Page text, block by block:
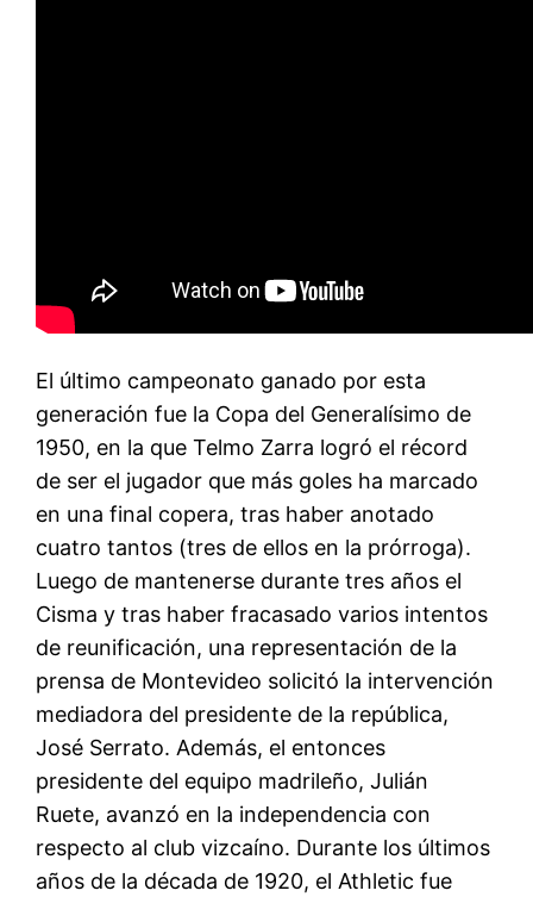
El último campeonato ganado por esta
generación fue la Copa del Generalísimo de
1950, en la que Telmo Zarra logró el récord
de ser el jugador que más goles ha marcado
en una final copera, tras haber anotado
cuatro tantos (tres de ellos en la prórroga).
Luego de mantenerse durante tres años el
Cisma y tras haber fracasado varios intentos
de reunificación, una representación de la
prensa de Montevideo solicitó la intervención
mediadora del presidente de la república,
José Serrato. Además, el entonces
presidente del equipo madrileño, Julián
Ruete, avanzó en la independencia con
respecto al club vizcaíno. Durante los últimos
años de la década de 1920, el Athletic fue